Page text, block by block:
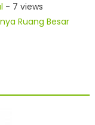
- 7 views
Ruang Besar